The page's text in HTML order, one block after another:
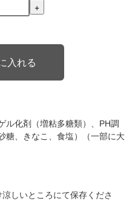
+
ル化剤（増粘多糖類）、PH調
糖、きなこ、食塩）（一部に大
しいところにて保存くださ